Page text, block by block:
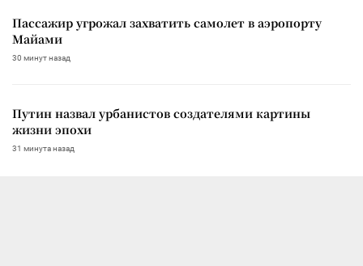
Пассажир угрожал захватить самолет в аэропорту
Майами
30 минут назад
Путин назвал урбанистов создателями картины
жизни эпохи
31 минута назад